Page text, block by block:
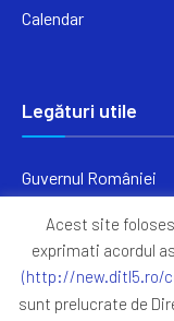
Calendar
Legături utile
Guvernul României
Primăria Sectorul 5
ANAF
Acest site
exprimati acordul
(http://new.ditl5.ro/
sunt prelucrate de